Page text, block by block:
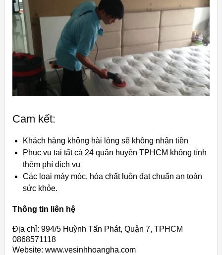
Cam kết:
Khách hàng không hài lòng sẽ không nhận tiền
Phục vụ tại tất cả 24 quận huyện TPHCM không tính
thêm phí dịch vụ
Các loại máy móc, hóa chất luôn đạt chuẩn an toàn
sức khỏe.
Thông tin liên hệ
Địa chỉ: 994/5 Huỳnh Tấn Phát, Quận 7, TPHCM
0868571118
Website: www.vesinhhoangha.com